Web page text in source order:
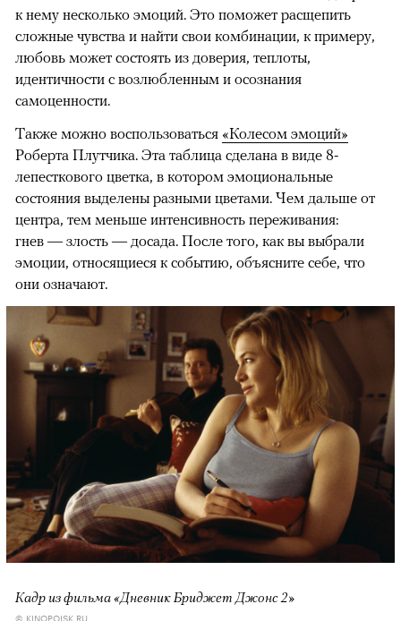
к нему несколько эмоций. Это поможет расщепить
сложные чувства и найти свои комбинации, к примеру,
любовь может состоять из доверия, теплоты,
идентичности с возлюбленным и осознания
самоценности.
Также можно воспользоваться «Колесом эмоций»
Роберта Плутчика. Эта таблица сделана в виде 8-
лепесткового цветка, в котором эмоциональные
состояния выделены разными цветами. Чем дальше от
центра, тем меньше интенсивность переживания:
гнев — злость — досада. После того, как вы выбрали
эмоции, относящиеся к событию, объясните себе, что
они означают.
Кадр из фильма «Дневник Бриджет Джонс 2»
© KINOPOISK.RU